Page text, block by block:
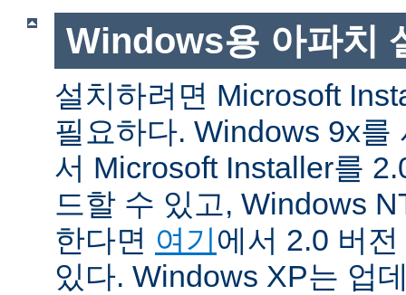
Windows용 아파치
설치하려면 Microsoft
필요하다. Windows 9x
서 Microsoft Installer를
드할 수 있고, Windows
한다면 여기 에서 2.0 버
있다. Windows XP는 업